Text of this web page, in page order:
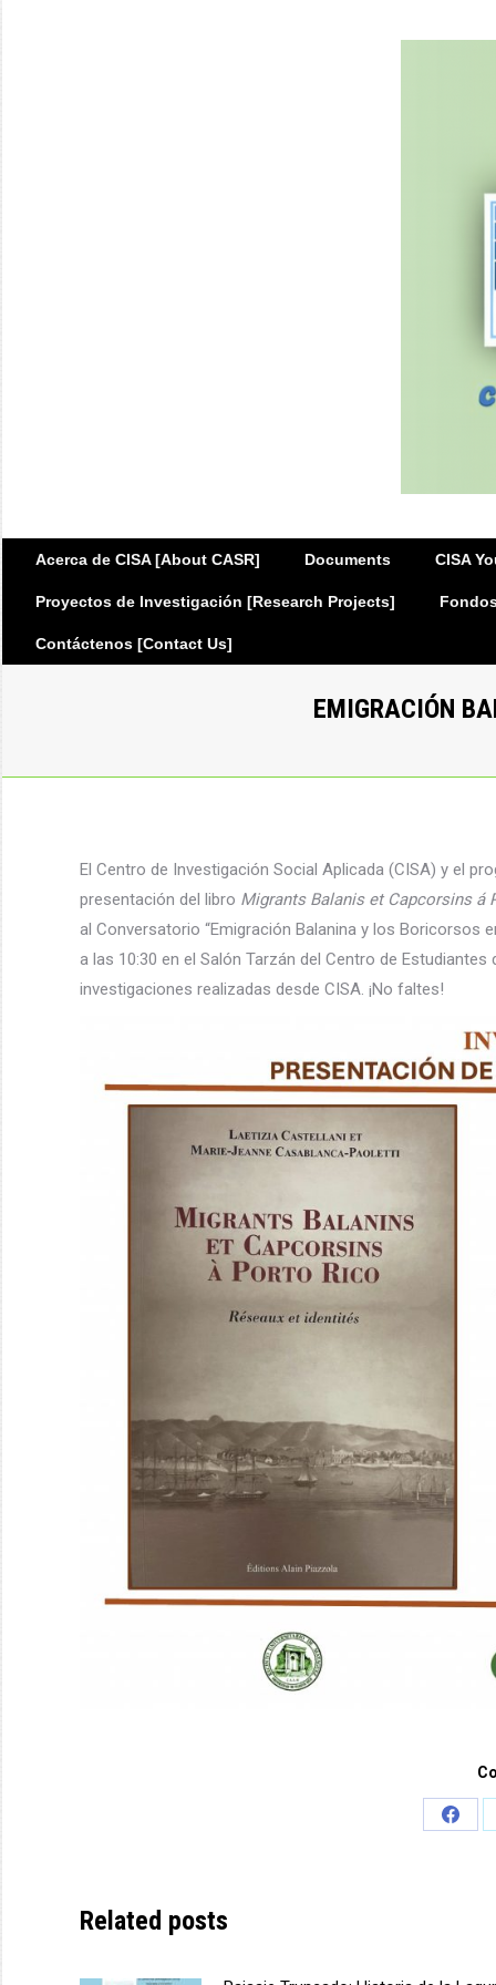
Acerca de CISA [About CASR] Documents CISA
Proyectos de Investigación [Research Projects]
Contáctenos [Contact Us]
EMIGRACIÓN
El Centro de Investigación Social Aplicada (CISA) y el
presentación del libro Migrants Balanis et Capcorsins á
al Conversatorio “Emigración Balanina y los Boricorsos
a las 10:30 en el Salón Tarzán del Centro de
investigaciones realizadas desde CISA. ¡No faltes!
Share
Related posts